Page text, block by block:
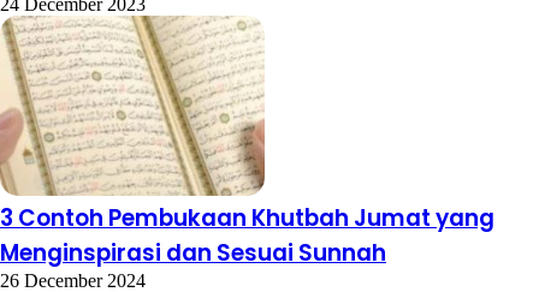
24 December 2023
3 Contoh Pembukaan Khutbah Jumat yang
Menginspirasi dan Sesuai Sunnah
26 December 2024